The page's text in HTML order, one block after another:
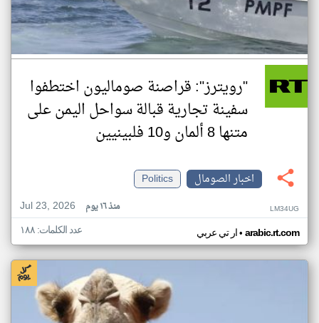
"رويترز": قراصنة صوماليون اختطفوا
سفينة تجارية قبالة سواحل اليمن على
متنها 8 ألمان و10 فلبينيين
اخبار الصومال
Politics
Jul 23, 2026
منذ ١٦ يوم LM34UG
ار تي عربي• arabic.rt.com عدد الكلمات: ١٨٨